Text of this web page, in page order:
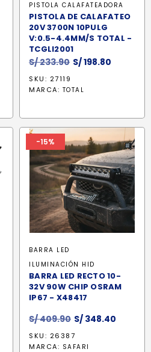
PISTOLA CALAFATEADORA
PISTOLA DE CALAFATEO
20V 3700N 10PULG
V:0.5-4.4MM/S TOTAL -
TCGLI2001
S/233.90 El
original
S/198.80
SKU: 27119
MARCA: TOTAL
-15%
BARRA LED
ILUMINACIÓN HID
BARRA LED RECTO 10-
32V 90W CHIP OSRAM
IP67 - X48417
S/409.90 El
precio
original
S/ 348.40
SKU: 26387
MARCA: SAFARI